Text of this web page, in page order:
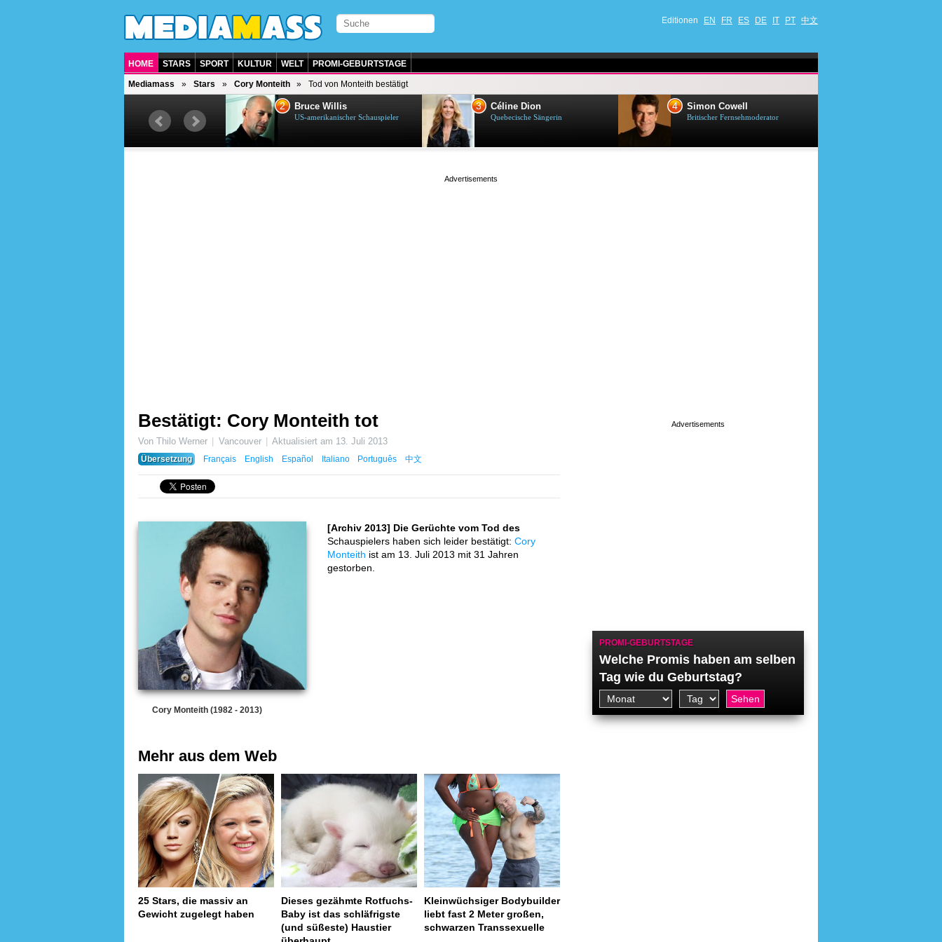
Editionen EN FR ES DE IT PT 中文
HOME STARS SPORT KULTUR WELT PROMI-GEBURTSTAGE
Mediamass Stars Cory Monteith Tod von Monteith bestätigt
Deutsche Sängerin
2 Bruce Willis
US-amerikanischer Schauspieler
3 Céline Dion
Quebecische Sängerin
4 Simon Cowell
Britischer Fernsehmoderator
Bestätigt: Cory Monteith tot
Von Thilo Werner Vancouver Aktualisiert am 13. Juli 2013
Übersetzung
Français English Español Italiano Português 中文
Cory Monteith (1982 - 2013)
[Archiv 2013] Die Gerüchte vom Tod des
Schauspielers haben sich leider bestätigt: Cory
Monteith ist am 13. Juli 2013 mit 31 Jahren
gestorben.
Mehr aus dem Web
25 Stars, die massiv an
Gewicht zugelegt haben
Dieses gezähmte Rotfuchs-
Baby ist das schläfrigste
(und süßeste) Haustier
Kleinwüchsiger Bodybuilder
liebt fast 2 Meter großen,
schwarzen Transsexuelle
PROMI-GEBURTSTAGE
Welche Promis haben am selben
Tag wie du Geburtstag?